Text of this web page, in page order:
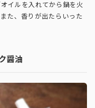
イルを入れてから鍋を火
た、香りが出たらいった
醤油